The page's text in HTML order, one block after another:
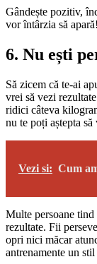
Gândește pozitiv,
vor întârzia să apară!
6. Nu ești
Să zicem că te-ai
vrei să vezi
ridici câteva
nu te poți aștepta
Vezi si: Cum
Multe persoane tind
rezultate. Fii
opri nici măcar
antrenamente un